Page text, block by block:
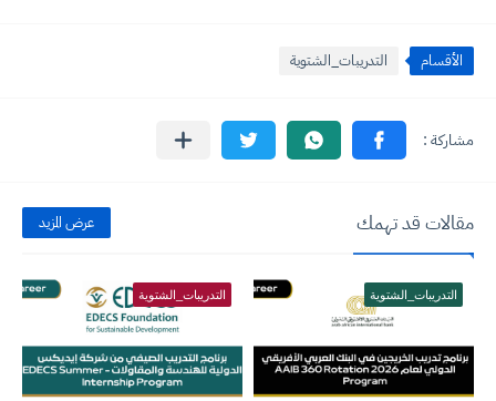
الأقسام التدريبات_الشتوية
مقالات قد تهمك عرض المزيد
التدريبات_الشتوية التدريبات_الشتوية